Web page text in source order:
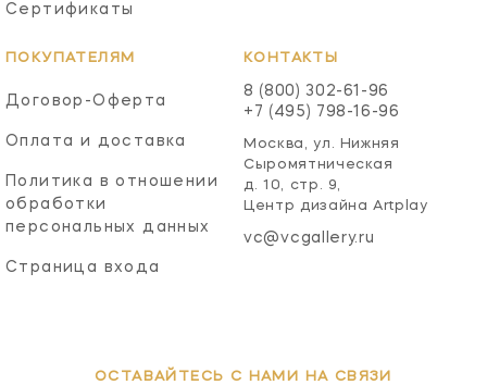
Сертификаты
ПОКУПАТЕЛЯМ
Договор-Оферта
Оплата и доставка
Политика в отношении
обработки
персональных данных
Страница входа
КОНТАКТЫ
8 (800) 302-61-96
+7 (495) 798-16-96
Москва, ул. Нижняя
Сыромятническая
д. 10, стр. 9,
Центр дизайна Artplay
vc@vcgallery.ru
ОСТАВАЙТЕСЬ С НАМИ НА СВЯЗИ